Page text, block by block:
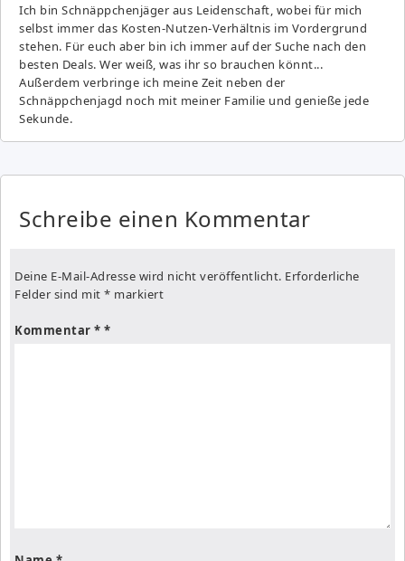
Ich bin Schnäppchenjäger aus Leidenschaft, wobei für mich
selbst immer das Kosten-Nutzen-Verhältnis im Vordergrund
stehen. Für euch aber bin ich immer auf der Suche nach den
besten Deals. Wer weiß, was ihr so brauchen könnt...
Außerdem verbringe ich meine Zeit neben der
Schnäppchenjagd noch mit meiner Familie und genieße jede
Sekunde.
Schreibe einen Kommentar
Deine E-Mail-Adresse wird nicht veröffentlicht. Erforderliche
Felder sind mit * markiert
Kommentar *